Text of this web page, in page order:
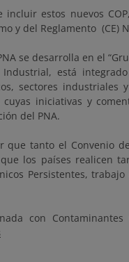
estos nuevos
y del Reglamento (CE)
se desarrolla en el
está
sectores
iniciativas y
del PNA.
tanto el Convenio
los países realicen
Persistentes,
con